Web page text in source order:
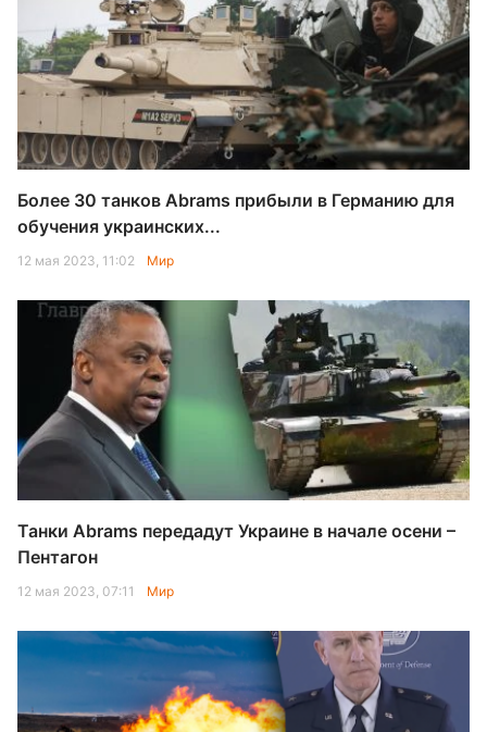
Более 30 танков Abrams прибыли в Германию для
обучения украинских...
12 мая 2023, 11:02 Мир
Танки Abrams передадут Украине в начале осени –
Пентагон
12 мая 2023, 07:11 Мир